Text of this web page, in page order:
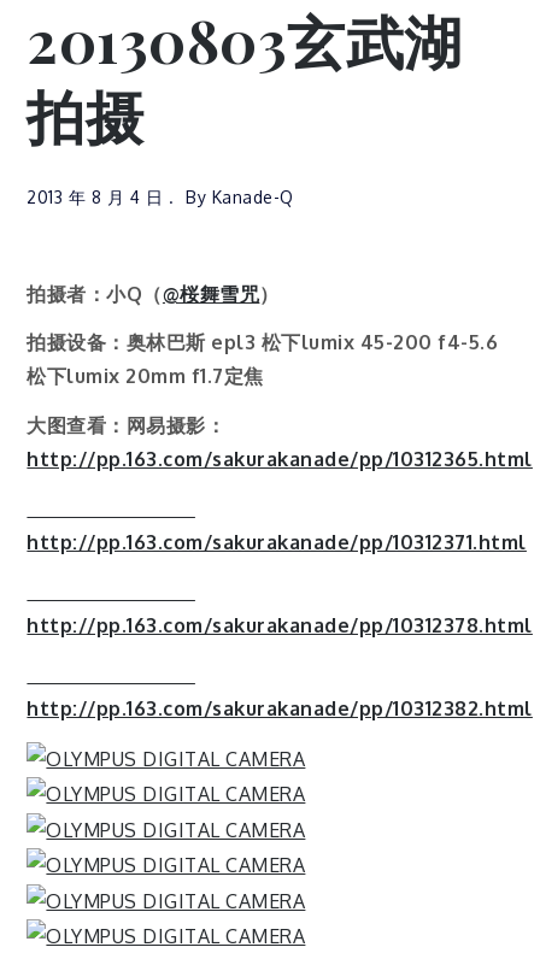
20130803玄武湖
拍摄
2013 年 8 月 4 日 By Kanade-Q
拍摄者：小Q（@桜舞雪咒）
拍摄设备：奥林巴斯 epl3 松下lumix 45-200 f4-5.6
松下lumix 20mm f1.7定焦
大图查看：网易摄影：
http://pp.163.com/sakurakanade/pp/10312365.html
http://pp.163.com/sakurakanade/pp/10312371.html
http://pp.163.com/sakurakanade/pp/10312378.html
http://pp.163.com/sakurakanade/pp/10312382.html